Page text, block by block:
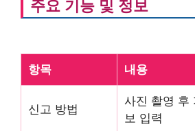
주요 기능 및 정보
항목 내용
신고 방법
사진 촬영 후
보 입력